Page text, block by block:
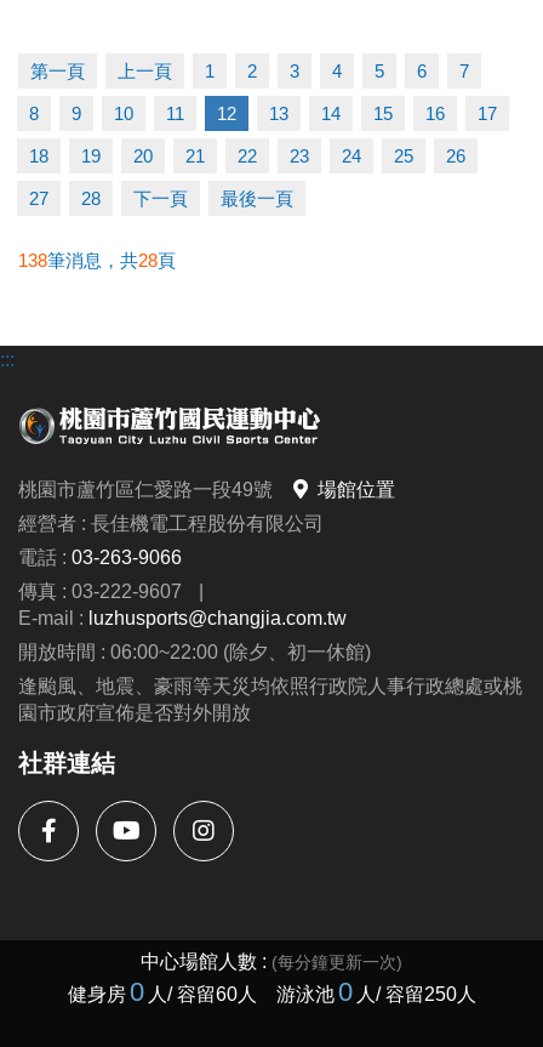
獎。
- 會員卡獎項領取日即為開卡日，會員資格當日起開始
生效，恕無法延後使用。
- 課程抵用金$1500及場地抵用金$500，皆不可分次使
用，進行折抵後，由櫃檯收回。
況，不得退費折換現金，但可轉班至有開課成功之課
料，領獎則視同同意提供本人資料，可請櫃檯註明僅
- 本活動作業說明蘆竹國民運動中心保有解釋、修正、
盡事宜則以網站公告為主。
洽詢專線 : (03)263-9066 分機114、115
官網 :
https://www.lzsports.com.tw/zh_TW/news/pageID/1/
FB : @桃園市蘆竹國民運動中心
IG : @luzhusports
第一頁 上一頁 1 2 3 4 5 6 7
8 9 10 11 12 13 14 15 16 17
18 19 20 21 22 23 24 25 26
27 28 下一頁 最後一頁
138筆消息，共28頁
:::
桃園市蘆竹區仁愛路一段49號
場館位置
經營者 : 長佳機電工程股份有限公司
電話 : 03-263-9066
傳真 : 03-222-9607
|
E-mail : luzhusports@changjia.com.tw
開放時間 : 06:00~22:00 (除夕、初一休館)
逢颱風、地震、豪雨等天災均依照行政院人事行政總處或桃
園市政府宣佈是否對外開放
社群連結